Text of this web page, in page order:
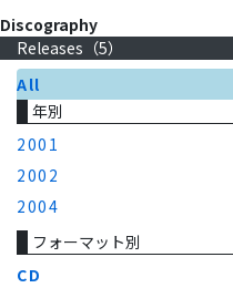
Discography
Releases（5）
All
年別
2001
2002
2004
フォーマット別
CD